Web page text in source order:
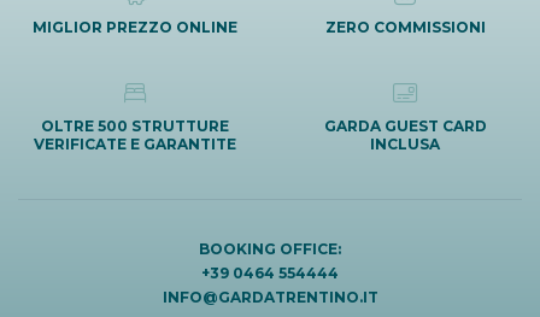
MIGLIOR PREZZO ONLINE ZERO COMMISSIONI
OLTRE 500 STRUTTURE
VERIFICATE E GARANTITE
GARDA GUEST CARD
INCLUSA
BOOKING OFFICE:
+39 0464 554444
INFO@GARDATRENTINO.IT